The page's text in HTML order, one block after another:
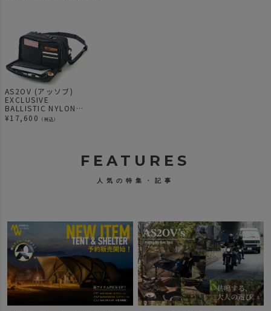
AS2OV (アッソブ)
EXCLUSIVE
BALLISTIC NYLON
MINI SHOULDER
¥17,600 （税込）
FEATURES
人気の特集・記事